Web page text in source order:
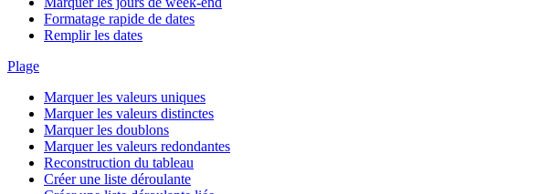
Formatage rapide de dates
Remplir les dates
Plage
Marquer les valeurs uniques
Marquer les valeurs distinctes
Marquer les doublons
Marquer les valeurs redondantes
Reconstruction du tableau
Créer une liste déroulante